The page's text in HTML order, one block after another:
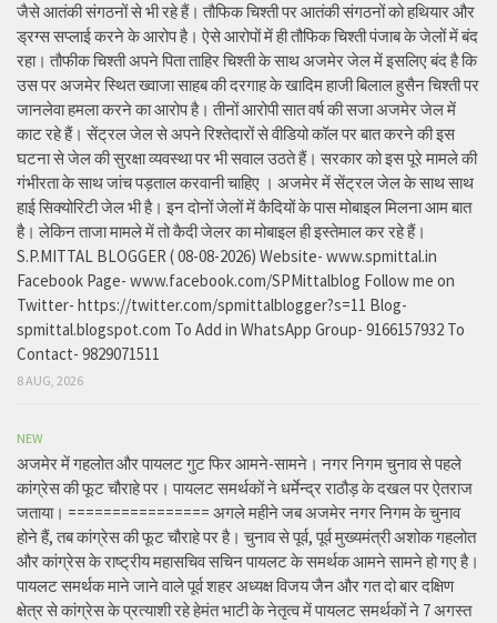
जैसे आतंकी संगठनों से भी रहे हैं। तौफिक चिश्ती पर आतंकी संगठनों को हथियार और
ड्रग्स सप्लाई करने के आरोप है। ऐसे आरोपों में ही तौफिक चिश्ती पंजाब के जेलों में बंद
रहा। तौफीक चिश्ती अपने पिता ताहिर चिश्ती के साथ अजमेर जेल में इसलिए बंद है कि
उस पर अजमेर स्थित ख्वाजा साहब की दरगाह के खादिम हाजी बिलाल हुसैन चिश्ती पर
जानलेवा हमला करने का आरोप है। तीनों आरोपी सात वर्ष की सजा अजमेर जेल में
काट रहे हैं। सेंट्रल जेल से अपने रिश्तेदारों से वीडियो कॉल पर बात करने की इस
घटना से जेल की सुरक्षा व्यवस्था पर भी सवाल उठते हैं। सरकार को इस पूरे मामले की
गंभीरता के साथ जांच पड़ताल करवानी चाहिए । अजमेर में सेंट्रल जेल के साथ साथ
हाई सिक्योरिटी जेल भी है। इन दोनों जेलों में कैदियों के पास मोबाइल मिलना आम बात
है। लेकिन ताजा मामले में तो कैदी जेलर का मोबाइल ही इस्तेमाल कर रहे हैं।
S.P.MITTAL BLOGGER ( 08-08-2026) Website- www.spmittal.in
Facebook Page- www.facebook.com/SPMittalblog Follow me on
Twitter- https://twitter.com/spmittalblogger?s=11 Blog-
spmittal.blogspot.com To Add in WhatsApp Group- 9166157932 To
Contact- 9829071511
8 AUG, 2026
NEW
अजमेर में गहलोत और पायलट गुट फिर आमने-सामने। नगर निगम चुनाव से पहले
कांग्रेस की फूट चौराहे पर। पायलट समर्थकों ने धर्मेन्द्र राठौड़ के दखल पर ऐतराज
जताया। ================ अगले महीने जब अजमेर नगर निगम के चुनाव
होने हैं, तब कांग्रेस की फूट चौराहे पर है। चुनाव से पूर्व, पूर्व मुख्यमंत्री अशोक गहलोत
और कांग्रेस के राष्ट्रीय महासचिव सचिन पायलट के समर्थक आमने सामने हो गए है।
पायलट समर्थक माने जाने वाले पूर्व शहर अध्यक्ष विजय जैन और गत दो बार दक्षिण
क्षेत्र से कांग्रेस के प्रत्याशी रहे हेमंत भाटी के नेतृत्व में पायलट समर्थकों ने 7 अगस्त